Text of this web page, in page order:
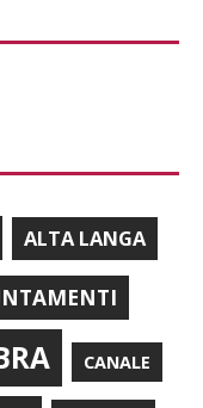
ALTA LANGA
CANALE